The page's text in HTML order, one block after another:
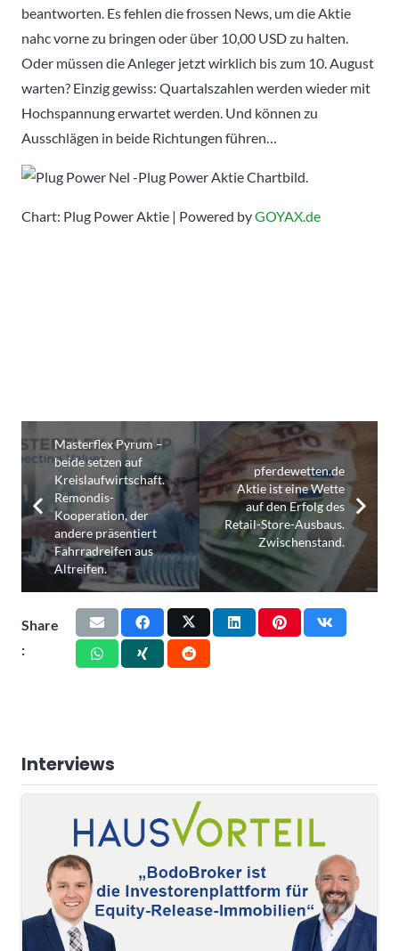
beantworten. Es fehlen die frossen News, um die Aktie
nahc vorne zu bringen oder über 10,00 USD zu halten.
Oder müssen die Anleger jetzt wirklich bis zum 10. August
warten? Einzig gewiss: Quartalszahlen werden wieder mit
Hochspannung erwartet werden. Und können zu
Ausschlägen in beide Richtungen führen…
Chart: Plug Power Aktie | Powered byGOYAX.de
Masterflex Pyrum –
beide setzen auf
Kreislaufwirtschaft.
Remondis-
Kooperation, der
andere präsentiert
Fahrradreifen aus
Altreifen.
pferdewetten.de
Aktie ist eine Wette
auf den Erfolg des
Retail-Store-Ausbaus.
Zwischenstand.
Share
:
Interviews